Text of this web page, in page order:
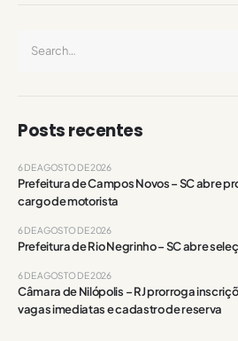
Posts recentes
Prefeitura de Campos Novos – SC abre
cargo de motorista
6 DE AGOSTO DE 2026
Prefeitura de Rio Negrinho – SC abre
6 DE AGOSTO DE 2026
Câmara de Nilópolis – RJ prorroga
vagas imediatas e cadastro de reserva
6 DE AGOSTO DE 2026